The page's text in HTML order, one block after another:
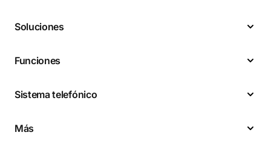
Soluciones
Funciones
Sistema telefónico
Más